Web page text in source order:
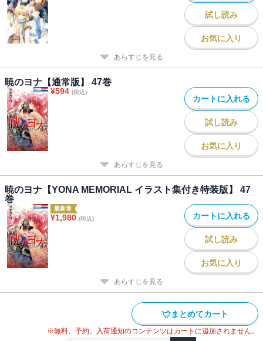
試し読み
お気に入り
あらすじを見る
暁のヨナ【通常版】 47巻
¥594 (税込)
カートに入れる
試し読み
お気に入り
あらすじを見る
暁のヨナ【YONA MEMORIAL イラスト集付き特装版】 47
巻
最新巻
¥1,980 (税込) カートに入れる
試し読み
お気に入り
あらすじを見る
まとめてカート
※無料、予約、入荷通知のコンテンツはカートに追加されません。